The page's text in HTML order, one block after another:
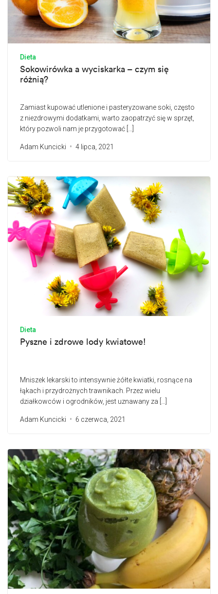
Dieta
Sokowirówka a wyciskarka – czym się
różnią?
Zamiast kupować utlenione i pasteryzowane soki, często
z niezdrowymi dodatkami, warto zaopatrzyć się w sprzęt,
który pozwoli nam je przygotować […]
Adam Kuncicki 4 lipca, 2021
Dieta
Pyszne i zdrowe lody kwiatowe!
Mniszek lekarski to intensywnie żółte kwiatki, rosnące na
łąkach i przydrożnych trawnikach. Przez wielu
działkowców i ogrodników, jest uznawany za […]
Adam Kuncicki 6 czerwca, 2021